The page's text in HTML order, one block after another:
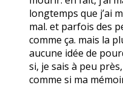
longtemps que j’ai
mal. et parfois des
comme ça. mais la
aucune idée de
si, je sais à peu
comme si ma